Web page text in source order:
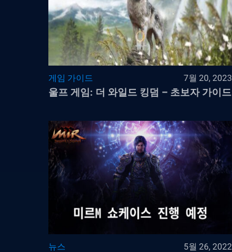
게임 가이드 7월 20, 2023
울프 게임: 더 와일드 킹덤 – 초보자 가이드
뉴스 5월 26, 2022